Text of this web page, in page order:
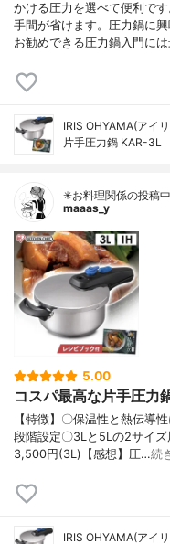
かける圧力を選べて便利で
手間が省けます。圧力鍋に
お勧めできる圧力鍋入門に
IRIS OHYAMA(アイ
片手圧力鍋 KAR-3L
✳お料理関係の投稿
maaas_y
5.00
コスパ最高な片手圧力
【特徴】〇保温性と熱伝導
段階設定〇3Lと5Lの2サイ
3,500円(3L)【感想】圧…続
IRIS OHYAMA(アイ